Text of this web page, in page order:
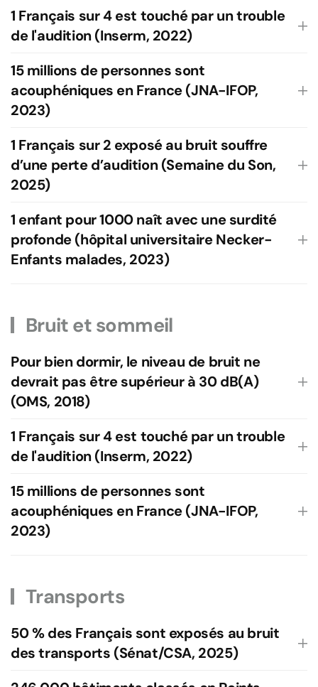
1 Français sur 4 est touché par un trouble
de l'audition (Inserm, 2022)
15 millions de personnes sont
acouphéniques en France (JNA-IFOP,
2023)
1 Français sur 2 exposé au bruit souffre
d’une perte d’audition (Semaine du Son,
2025)
1 enfant pour 1000 naît avec une surdité
profonde (hôpital universitaire Necker-
Enfants malades, 2023)
Bruit et sommeil
Pour bien dormir, le niveau de bruit ne
devrait pas être supérieur à 30 dB(A)
(OMS, 2018)
1 Français sur 4 est touché par un trouble
de l'audition (Inserm, 2022)
15 millions de personnes sont
acouphéniques en France (JNA-IFOP,
2023)
Transports
50 % des Français sont exposés au bruit
des transports (Sénat/CSA, 2025)